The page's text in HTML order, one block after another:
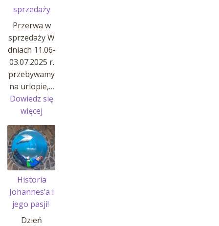
sprzedaży
Przerwa w
sprzedaży W
dniach 11.06-
03.07.2025 r.
przebywamy
na urlopie,…
Dowiedz się
więcej
Przerwa
w
sprzedaży
Historia
Johannes’a i
jego pasji!
Dzień